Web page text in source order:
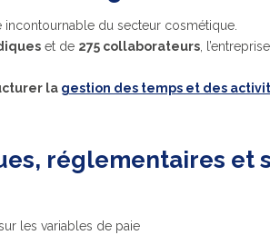
incontournable du secteur cosmétique.
et de 275 collaborateurs,
la gestion des temps et des
réglementaires et
les variables de paie